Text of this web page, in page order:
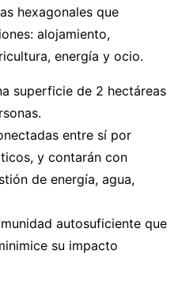
hexagonales que
alojamiento,
energía y ocio.
superficie de 2 hectáreas
entre sí por
y contarán con
de energía, agua,
autosuficiente que
su impacto